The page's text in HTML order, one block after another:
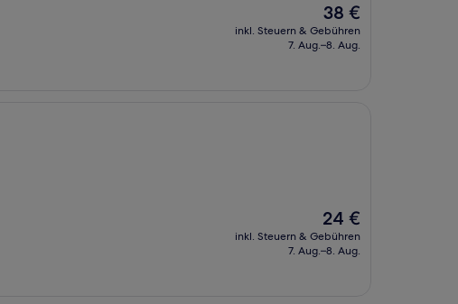
Der
Preis
beträgt
38 €
inkl. Steuern & Gebühren
7. Aug.–8. Aug.
Der
Preis
beträgt
24 €
inkl. Steuern & Gebühren
7. Aug.–8. Aug.